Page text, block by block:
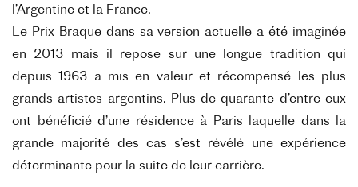
l’Argentine et la France.
Le Prix Braque dans sa version actuelle a été imaginée
en 2013 mais il repose sur une longue tradition qui
depuis 1963 a mis en valeur et récompensé les plus
grands artistes argentins. Plus de quarante d’entre eux
ont bénéficié d’une résidence à Paris laquelle dans la
grande majorité des cas s’est révélé une expérience
déterminante pour la suite de leur carrière.